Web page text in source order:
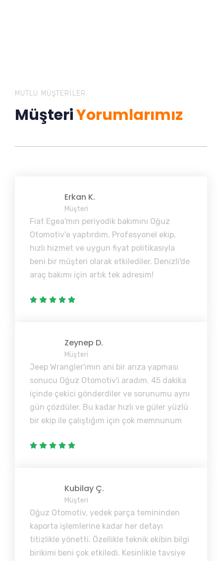
MUTLU MÜŞTERILER
MüşteriYorumlarımız
Erkan K.
Müşteri
Fiat Egea'mın periyodik bakımını Oğuz
Otomotiv'e yaptırdım. Profesyonel ekip,
hızlı hizmet ve uygun fiyat politikasıyla
beni bir müşteri olarak etkilediler. Denizli'de
araç bakımı için artık tek adresim!
Zeynep D.
Müşteri
Jeep Wrangler'ımın ani bir arıza yapması
sonucu Oğuz Otomotiv'i aradım. 45 dakika
içinde çekici gönderdiler ve sorunumu aynı
gün çözdüler. Bu kadar hızlı ve güler yüzlü
bir ekip ile çalıştığım için çok memnunum
Kubilay Ç.
Müşteri
Oğuz Otomotiv, yedek parça temininden
kaporta işlemlerine kadar her detayı
titizlikle yönetti. Özellikle teknik ekibin bilgi
birikimi beni çok etkiledi. Kesinlikle tavsiye